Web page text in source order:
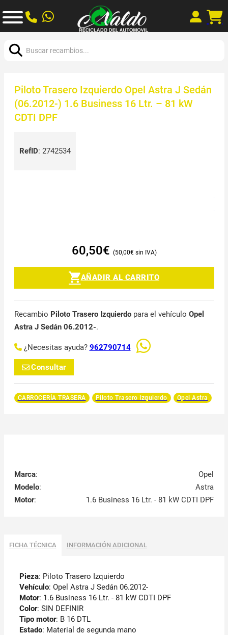
Piloto Trasero Izquierdo Opel Astra J Sedán
(06.2012-) 1.6 Business 16 Ltr. – 81 kW
CDTI DPF
RefID: 2742534
60,50€ 50,00€
AÑADIR AL CARRITO
Recambio Piloto Trasero Izquierdopara el vehículo Opel
Astra J Sedán 06.2012-.
¿Necesitas ayuda? 962790714
Consultar
CARROCERÍA TRASERA Piloto Trasero Izquierdo Opel Astra
Marca:
Opel
Modelo:
Astra
Motor: 1.6 Business 16 Ltr. - 81 kW CDTI DPF
FICHA TÉCNICA INFORMACIÓN ADICIONAL
Pieza: Piloto Trasero Izquierdo
Vehículo: Opel Astra J Sedán 06.2012-
Motor: 1.6 Business 16 Ltr. - 81 kW CDTI DPF
Color: SIN DEFINIR
Tipo motor: B 16 DTL
Estado: Material de segunda mano